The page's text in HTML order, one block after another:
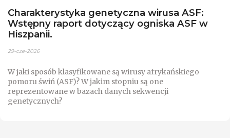
Charakterystyka genetyczna wirusa ASF:
Wstępny raport dotyczący ogniska ASF w
Hiszpanii.
29-cze-2026
W jaki sposób klasyfikowane są wirusy afrykańskiego
pomoru świń (ASF)? W jakim stopniu są one
reprezentowane w bazach danych sekwencji
genetycznych?